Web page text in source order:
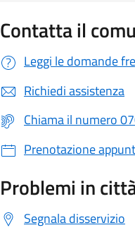
Contatta il
Leggi le domande
Richiedi assistenza
Chiama il numero
Prenotazione
Problemi in
Segnala disservizio